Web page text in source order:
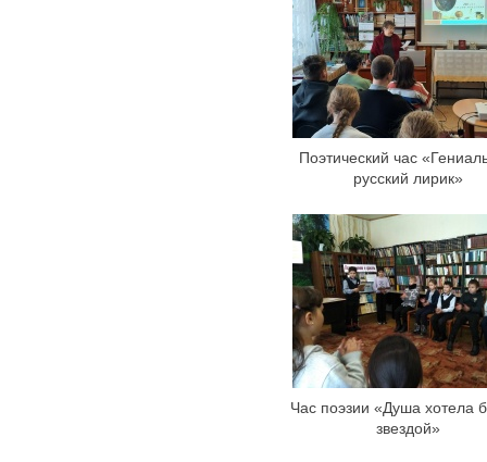
Поэтический час
русский лирик»
Час поэзии «Душа хотела
звездой»